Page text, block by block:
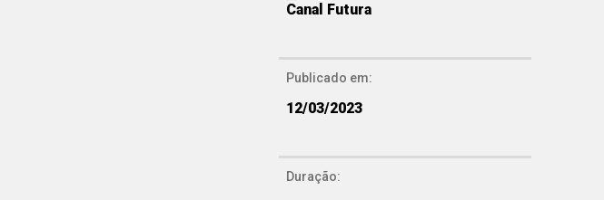
Canal Futura
Publicado em:
12/03/2023
Duração: